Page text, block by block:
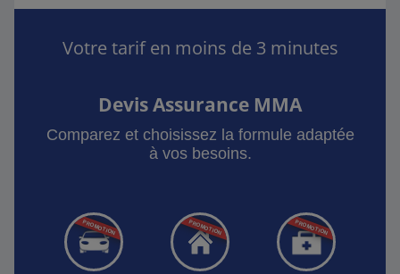
Votre tarif en moins de 3 minutes
Devis Assurance MMA
Comparez et choisissez la formule adaptée
à vos besoins.